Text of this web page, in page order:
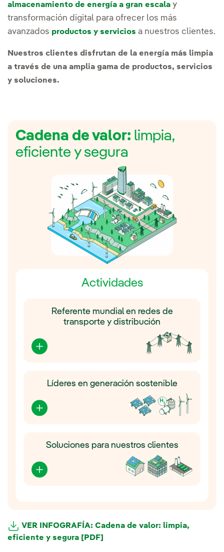
almacenamiento de energía a gran escala y
transformación digital para ofrecer los más
avanzados productos y servicios a nuestros clientes.
Nuestros clientes disfrutan de la energía más limpia
a través de una amplia gama de productos, servicios
y soluciones.
Cadena de valor: limpia,
eficiente y segura
Actividades
Referente mundial en redes de
transporte y distribución
Líderes en generación sostenible
Soluciones para nuestros clientes
VER INFOGRAFÍA: Cadena de valor: limpia,
eficiente y segura [PDF]